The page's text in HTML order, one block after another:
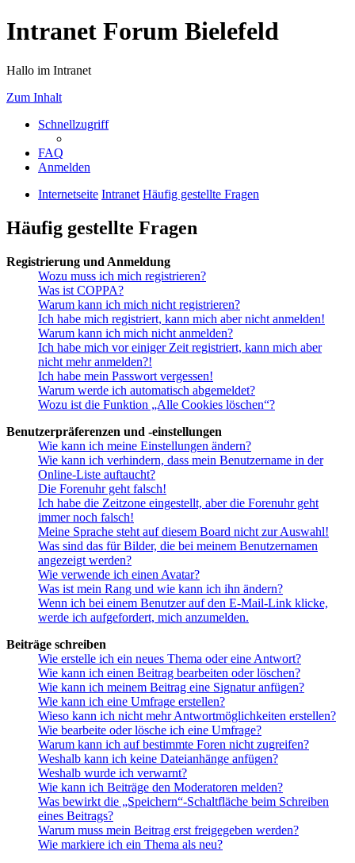
Intranet Forum Bielefeld
Hallo im Intranet
Zum Inhalt
Schnellzugriff
FAQ
Anmelden
Internetseite Intranet Häufig gestellte Fragen
Häufig gestellte Fragen
Registrierung und Anmeldung
Wozu muss ich mich registrieren?
Was ist COPPA?
Warum kann ich mich nicht registrieren?
Ich habe mich registriert, kann mich aber nicht anmelden!
Warum kann ich mich nicht anmelden?
Ich habe mich vor einiger Zeit registriert, kann mich aber
nicht mehr anmelden?!
Ich habe mein Passwort vergessen!
Warum werde ich automatisch abgemeldet?
Wozu ist die Funktion „Alle Cookies löschen“?
Benutzerpräferenzen und -einstellungen
Wie kann ich meine Einstellungen ändern?
Wie kann ich verhindern, dass mein Benutzername in der
Online-Liste auftaucht?
Die Forenuhr geht falsch!
Ich habe die Zeitzone eingestellt, aber die Forenuhr geht
immer noch falsch!
Meine Sprache steht auf diesem Board nicht zur Auswahl!
Was sind das für Bilder, die bei meinem Benutzernamen
angezeigt werden?
Wie verwende ich einen Avatar?
Was ist mein Rang und wie kann ich ihn ändern?
Wenn ich bei einem Benutzer auf den E-Mail-Link klicke,
werde ich aufgefordert, mich anzumelden.
Beiträge schreiben
Wie erstelle ich ein neues Thema oder eine Antwort?
Wie kann ich einen Beitrag bearbeiten oder löschen?
Wie kann ich meinem Beitrag eine Signatur anfügen?
Wie kann ich eine Umfrage erstellen?
Wieso kann ich nicht mehr Antwortmöglichkeiten erstellen?
Wie bearbeite oder lösche ich eine Umfrage?
Warum kann ich auf bestimmte Foren nicht zugreifen?
Weshalb kann ich keine Dateianhänge anfügen?
Weshalb wurde ich verwarnt?
Wie kann ich Beiträge den Moderatoren melden?
Was bewirkt die „Speichern“-Schaltfläche beim Schreiben
eines Beitrags?
Warum muss mein Beitrag erst freigegeben werden?
Wie markiere ich ein Thema als neu?